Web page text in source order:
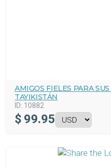
AMIGOS FIELES PARA
TAYIKISTÁN
ID: 10882
$ 99.95